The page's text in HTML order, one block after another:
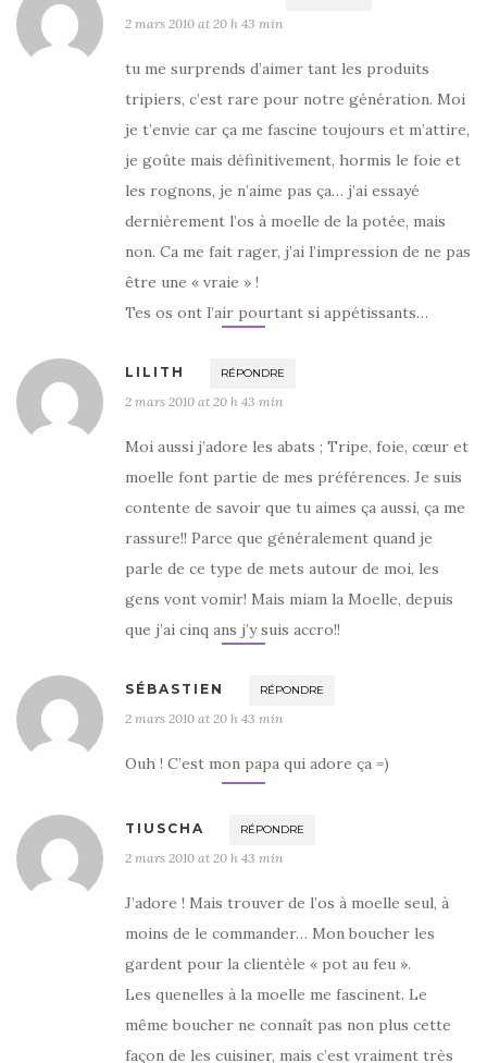
2 mars 2010 at 20 h 43 min
tu me surprends d’aimer tant les produits
tripiers, c’est rare pour notre génération. Moi
je t’envie car ça me fascine toujours et m’attire,
je goûte mais définitivement, hormis le foie et
les rognons, je n’aime pas ça… j’ai essayé
dernièrement l’os à moelle de la potée, mais
non. Ca me fait rager, j’ai l’impression de ne pas
être une « vraie » !
Tes os ont l’air pourtant si appétissants…
LILITH RÉPONDRE
2 mars 2010 at 20 h 43 min
Moi aussi j’adore les abats ; Tripe, foie, cœur et
moelle font partie de mes préférences. Je suis
contente de savoir que tu aimes ça aussi, ça me
rassure!! Parce que généralement quand je
parle de ce type de mets autour de moi, les
gens vont vomir! Mais miam la Moelle, depuis
que j’ai cinq ans j’y suis accro!!
SÉBASTIEN RÉPONDRE
2 mars 2010 at 20 h 43 min
Ouh ! C’est mon papa qui adore ça =)
TIUSCHA RÉPONDRE
2 mars 2010 at 20 h 43 min
J’adore ! Mais trouver de l’os à moelle seul, à
moins de le commander… Mon boucher les
gardent pour la clientèle « pot au feu ».
Les quenelles à la moelle me fascinent. Le
même boucher ne connaît pas non plus cette
façon de les cuisiner, mais c’est vraiment très